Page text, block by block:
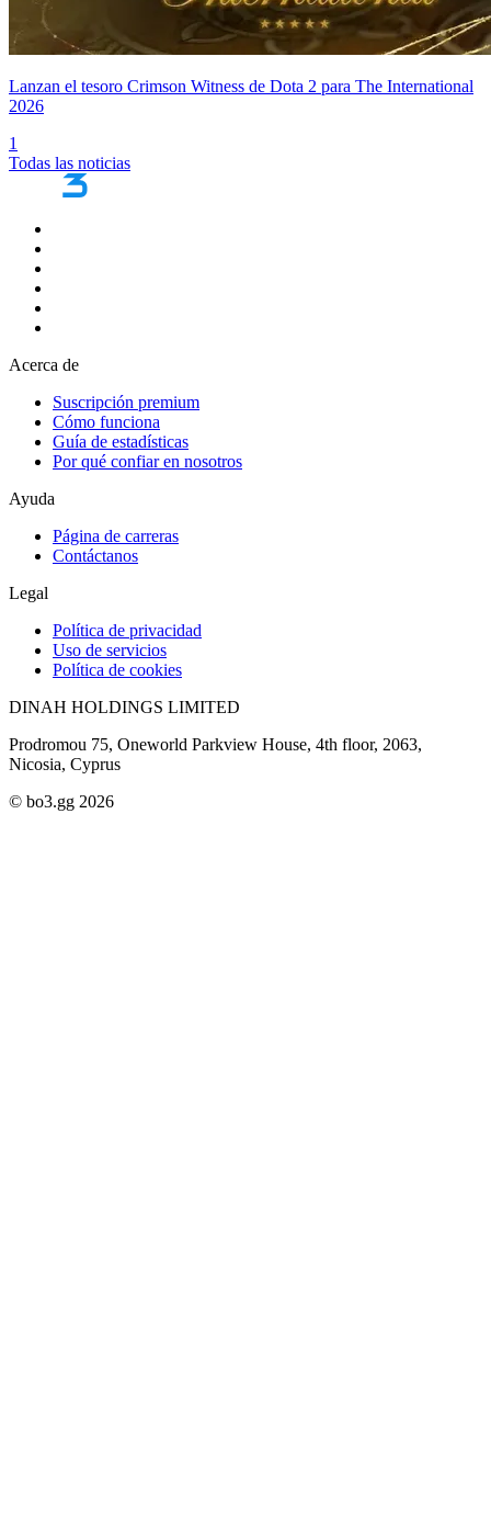
Lanzan el tesoro Crimson Witness de Dota 2 para The International
2026
1
Todas las noticias
Acerca de
Suscripción premium
Cómo funciona
Guía de estadísticas
Por qué confiar en nosotros
Ayuda
Página de carreras
Contáctanos
Legal
Política de privacidad
Uso de servicios
Política de cookies
DINAH HOLDINGS LIMITED
Prodromou 75, Oneworld Parkview House, 4th floor, 2063,
Nicosia, Cyprus
© bo3.gg 2026